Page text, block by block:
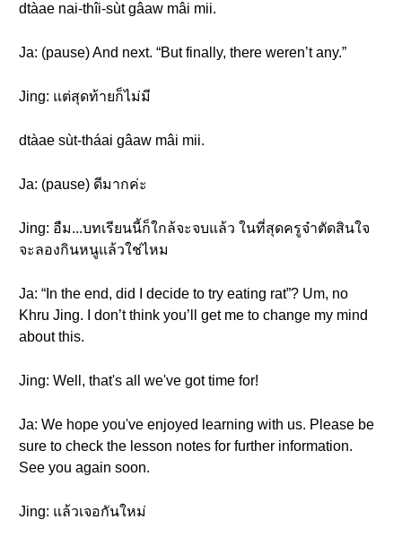
dtàae nai-thîi-sùt gâaw mâi mii.
Ja: (pause) And next. “But finally, there weren’t any.”
Jing: แต่สุดท้ายก็ไม่มี
dtàae sùt-tháai gâaw mâi mii.
Ja: (pause) ดีมากค่ะ
Jing: อืม...บทเรียนนี้ก็ใกล้จะจบแล้ว ในที่สุดครูจ๋าตัดสินใจ
จะลองกินหนูแล้วใช่ไหม
Ja: “In the end, did I decide to try eating rat”? Um, no
Khru Jing. I don’t think you’ll get me to change my mind
about this.
Jing: Well, that's all we've got time for!
Ja: We hope you've enjoyed learning with us. Please be
sure to check the lesson notes for further information.
See you again soon.
Jing: แล้วเจอกันใหม่